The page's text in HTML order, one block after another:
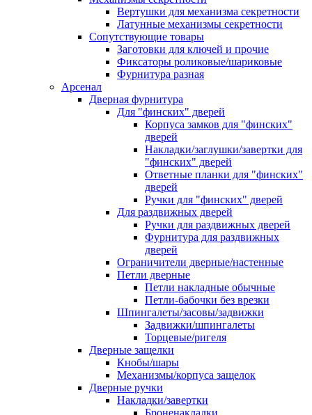
Вертушки для механизма секретности
Латунные механизмы секретности
Сопутствующие товары
Заготовки для ключей и прочие
Фиксаторы роликовые/шариковые
Фурнитура разная
Арсенал
Дверная фурнитура
Для "финских" дверей
Корпуса замков для "финских"
дверей
Накладки/заглушки/завертки для
"финских" дверей
Ответные планки для "финских"
дверей
Ручки для "финских" дверей
Для раздвижных дверей
Ручки для раздвижных дверей
Фурнитура для раздвижных
дверей
Ограничители дверные/настенные
Петли дверные
Петли накладные обычные
Петли-бабочки без врезки
Шпингалеты/засовы/задвижки
Задвижки/шпингалеты
Торцевые/ригеля
Дверные защелки
Кнобы/шары
Механизмы/корпуса защелок
Дверные ручки
Накладки/завертки